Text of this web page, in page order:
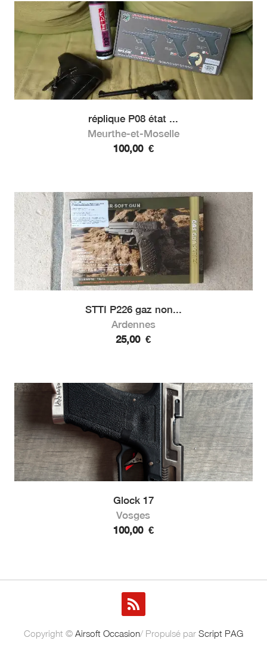
réplique P08 état ...
Meurthe-et-Moselle
100,00 €
STTI P226 gaz non...
Ardennes
25,00 €
Glock 17
Vosges
100,00 €
Copyright © Airsoft Occasion/ Propulsé par Script PAG